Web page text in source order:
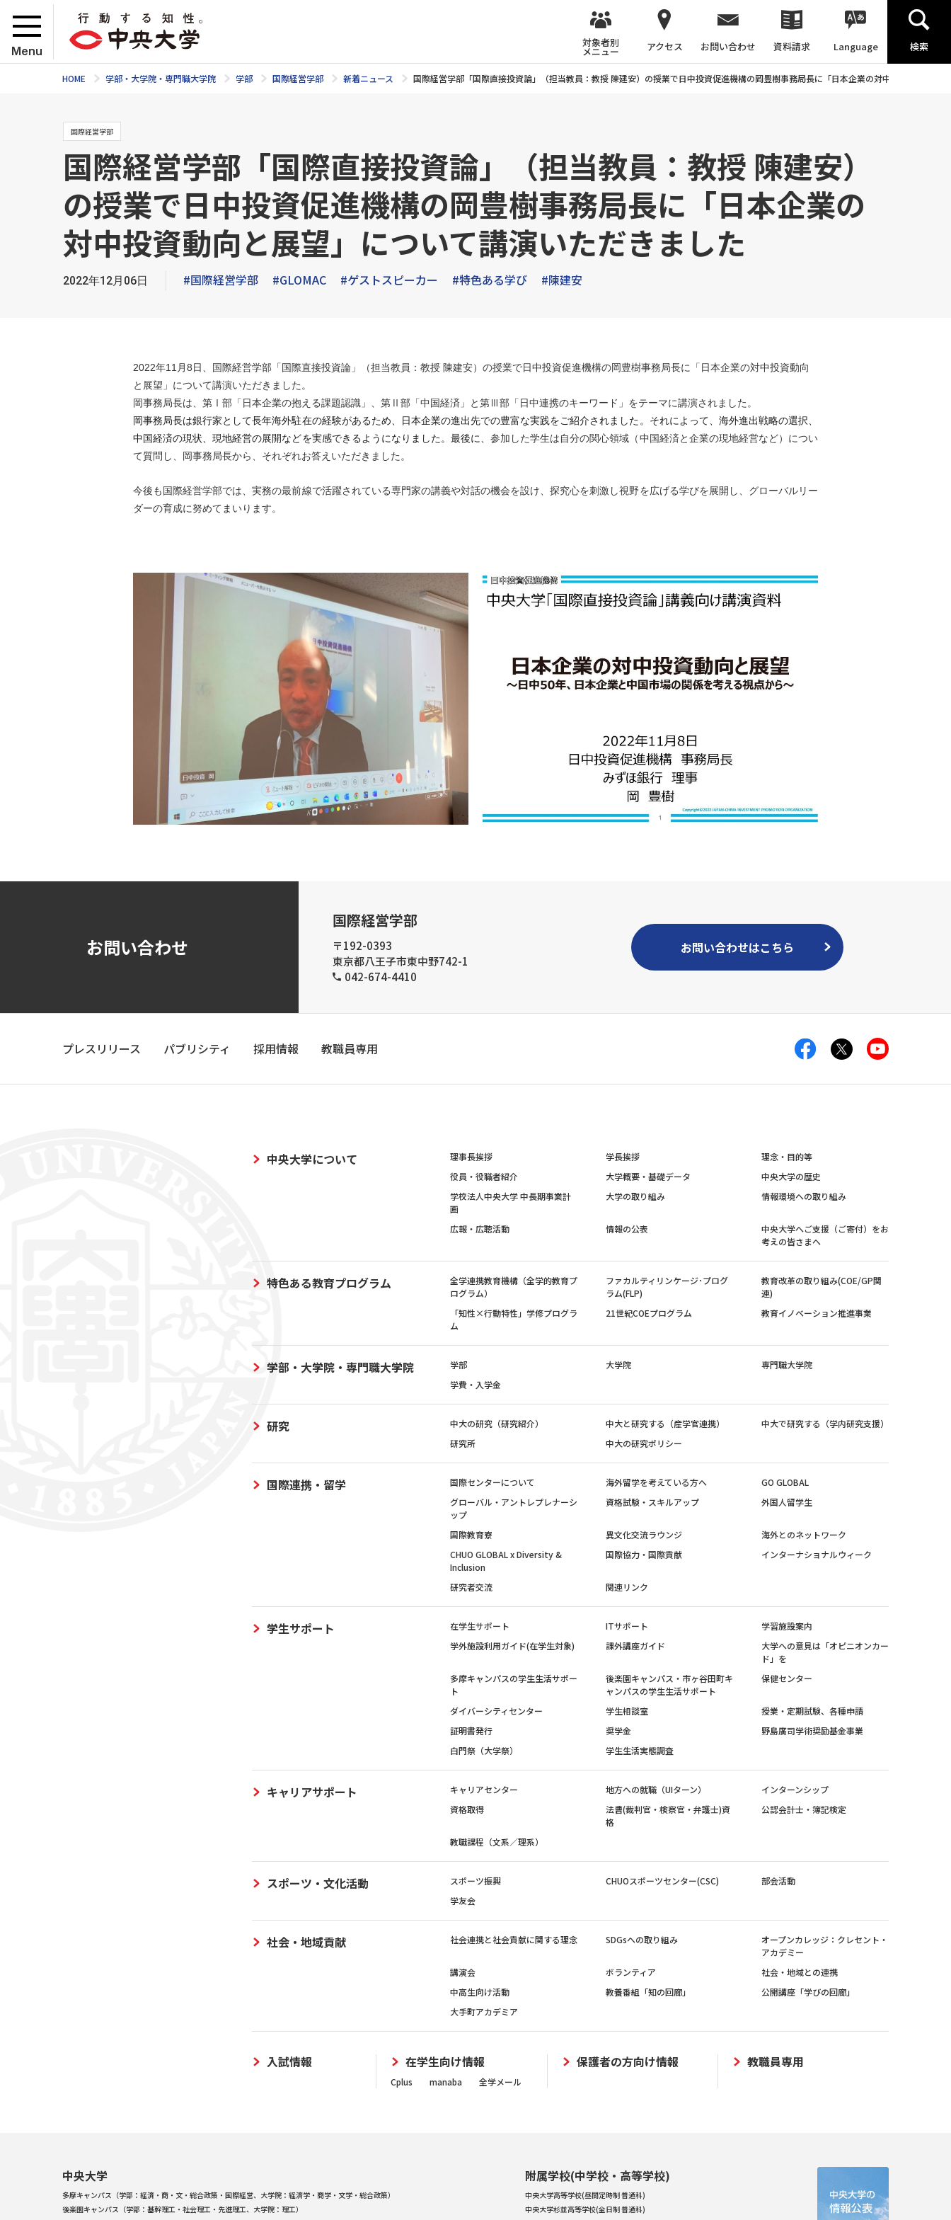
Menu
対象者別
メニュー アクセス お問い合わせ 資料請求 Language 検索
HOME 学部・大学院・専門職大学院 学部 国際経営学部 新着ニュース 国際経営学部「国際直接投資論」（担当教員：教授 陳建安）の授業で日中投資促進機構の岡豊樹事務局長に「日本企業の対中投資動向と展
国際経営学部
国際経営学部「国際直接投資論」（担当教員：教授 陳建安）
の授業で日中投資促進機構の岡豊樹事務局長に「日本企業の
対中投資動向と展望」について講演いただきました
2022年12月06日 #国際経営学部 #GLOMAC #ゲストスピーカー #特色ある学び #陳建安
2022年11 月8日、国際経営学部「国際直接投資論」（担当教員：教授 陳建安）の授業で日中投資促進機構の岡豊樹事務局長に「日本企業の対中投資動向
と展望」について講演いただきました。
岡事務局長は、第Ⅰ部「日本企業の抱える課題認識」、第Ⅱ部「中国経済」と第Ⅲ部「日中連携のキーワード」をテーマに講演されました。
岡事務局長は銀行家として長年海外駐在の経験があるため、日本企業の進出先での豊富な実践をご紹介されました。それによって、海外進出戦略の選択、
中国経済の現状、現地経営の展開などを実感できるようになりました。最後に、参加した学生は自分の関心領域（中国経済と企業の現地経営など）につい
て質問し、岡事務局長から、それぞれお答えいただきました。
今後も国際経営学部では、実務の最前線で活躍されている専門家の講義や対話の機会を設け、探究心を刺激し視野を広げる学びを展開し、グローバルリー
ダーの育成に努めてまいります。
お問い合わせ
国際経営学部
〒192-0393
東京都八王子市東中野742-1
042-674-4410
お問い合わせはこちら
プレスリリース パブリシティ 採用情報 教職員専用
中央大学について 理事長挨拶 学長挨拶
理念・目的等
役員・役職者紹介
大学概要・基礎データ
中央大学の歴史
学校法人中央大学 中長期事業計
画
大学の取り組み 情報環境への取り組み
広報・広聴活動 情報の公表
中央大学へご支援（ご寄付）をお
考えの皆さまへ
特色ある教育プログラム
全学連携教育機構（全学的教育プ
ログラム）
ファカルティリンケージ･プログ
ラム(FLP)
教育改革の取り組み(COE/GP関
連)
「知性×行動特性」学修プログラ
ム
21世紀COEプログラム 教育イノベーション推進事業
学部・大学院・専門職大学院 学部 大学院
専門職大学院
学費・入学金
研究 中大の研究（研究紹介） 中大と研究する（産学官連携）
中大で研究する（学内研究支援）
研究所
中大の研究ポリシー
国際連携・留学 国際センターについて 海外留学を考えている方へ
GO GLOBAL
グローバル・アントレプレナーシ
ップ
資格試験・スキルアップ 外国人留学生
国際教育寮 異文化交流ラウンジ
海外とのネットワーク
CHUO GLOBAL x Diversity &
Inclusion
国際協力・国際貢献 インターナショナルウィーク
研究者交流 関連リンク
学生サポート 在学生サポート ITサポート
学習施設案内
学外施設利用ガイド(在学生対象)
課外講座ガイド
大学への意見は「オピニオンカー
ド」を
多摩キャンパスの学生生活サポー
ト
後楽園キャンパス・市ヶ谷田町キ
ャンパスの学生生活サポート
保健センター
ダイバーシティセンター 学生相談室
授業・定期試験、各種申請
証明書発行
奨学金
野島廣司学術奨励基金事業
白門祭（大学祭）
学生生活実態調査
キャリアサポート キャリアセンター 地方への就職（UIターン）
インターンシップ
資格取得
法曹(裁判官・検察官・弁護士)資
格
公認会計士・簿記検定
教職課程（文系／理系）
スポーツ・文化活動 スポーツ振興 CHUOスポーツセンター(CSC)
部会活動
学友会
社会・地域貢献 社会連携と社会貢献に関する理念 SDGsへの取り組み
オープンカレッジ：クレセント・
アカデミー
講演会
ボランティア
社会・地域との連携
中高生向け活動
教養番組「知の回廊」
公開講座「学びの回廊」
大手町アカデミア
入試情報 在学生向け情報
Cplus manaba 全学メール
保護者の方向け情報 教職員専用
中央大学
多摩キャンパス（学部：経済・商・文・総合政策・国際経営、大学院：経済学・商学・文学・総合政策）
後楽園キャンパス（学部：基幹理工・社会理工・先進理工、大学院：理工）
附属学校(中学校・高等学校)
中央大学高等学校(昼間定時制 普通科)
中央大学杉並高等学校(全日制 普通科)